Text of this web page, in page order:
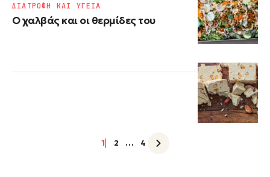
Ο χαλβάς και οι θερμίδες του
ΔΙΑΤΡΟΦΗ ΚΑΙ ΥΓΕΙΑ
1 2 … 4